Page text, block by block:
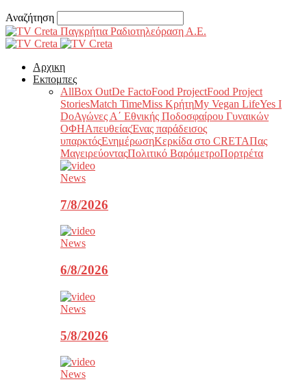
Αναζήτηση
Παγκρήτια Ραδιοτηλεόραση Α.Ε.
Αρχικη
Εκπομπες
AllBox OutDe FactoFood ProjectFood Project
StoriesMatch TimeMiss ΚρήτηMy Vegan LifeYes I
DoΑγώνες Α΄ Εθνικής Ποδοσφαίρου Γυναικών
ΟΦΗΑπευθείαςΈνας παράδεισος
υπαρκτόςΕνημέρωσηΚερκίδα στο CRETAΠας
ΜαγειρεύονταςΠολιτικό ΒαρόμετροΠορτρέτα
News
7/8/2026
News
6/8/2026
News
5/8/2026
News